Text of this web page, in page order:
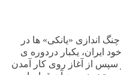
اندازی «یانکی» ها در
ایران، یکبار دردوره ی
از آغاز روی کار آمدن